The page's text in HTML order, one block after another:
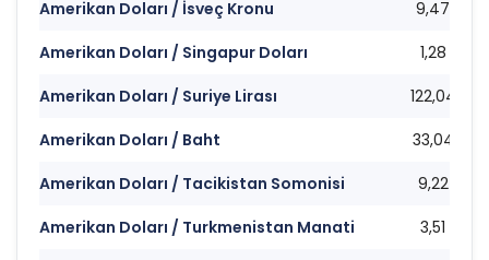
Amerikan Doları / İsveç Kronu
9,47
Amerikan Doları / Singapur Doları
1,28
Amerikan Doları / Suriye Lirası
122,04
Amerikan Doları / Baht
33,04
Amerikan Doları / Tacikistan Somonisi
9,22
Amerikan Doları / Turkmenistan Manati
3,51